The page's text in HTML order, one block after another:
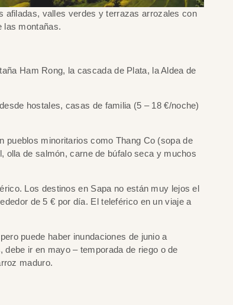
afiladas, valles verdes y terrazas arrozales con
las montañas.
Ham Rong, la cascada de Plata, la Aldea de
hostales, casas de familia (5 – 18 €/noche)
pueblos minoritarios como Thang Co (sopa de
olla de salmón, carne de búfalo seca y muchos
Los destinos en Sapa no están muy lejos el
de 5 € por día. El teleférico en un viaje a
puede haber inundaciones de junio a
ir en mayo – temporada de riego o de
maduro.